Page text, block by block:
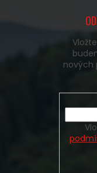
nových